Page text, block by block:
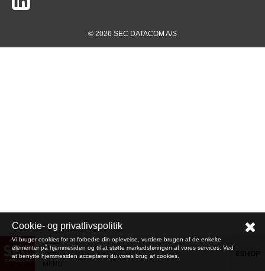
© 2026 SEC DATACOM A/S
Cookie- og privatlivspolitik
Vi bruger cookies for at forbedre din oplevelse, vurdere brugen af de enkelte
elementer på hjemmesiden og til at støtte markedsføringen af vores services. Ved
at benytte hjemmesiden accepterer du vores brug af cookies.